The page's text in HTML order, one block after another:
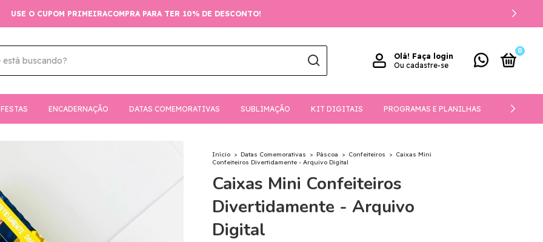
USE O CUPOM PRIMEIRACOMPRA PARA TER 10% DE DESCONTO!
Olá! Faça login
Ou cadastre-se
0
FESTAS ENCADERNAÇÃO DATAS COMEMORATIVAS SUBLIMAÇÃO KIT DIGITAIS PROGRAMAS E PLANILHAS
Início > Datas Comemorativas > Páscoa > Confeiteiros > Caixas Mini
Confeiteiros Divertidamente - Arquivo Digital
Caixas Mini Confeiteiros
Divertidamente - Arquivo
Digital